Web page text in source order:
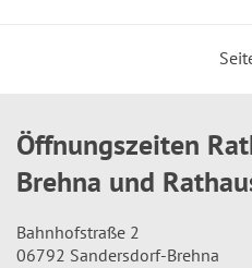
Öffnungszeiten
Brehna und
Bahnhofstraße 2
06792 Sandersdorf-Brehna